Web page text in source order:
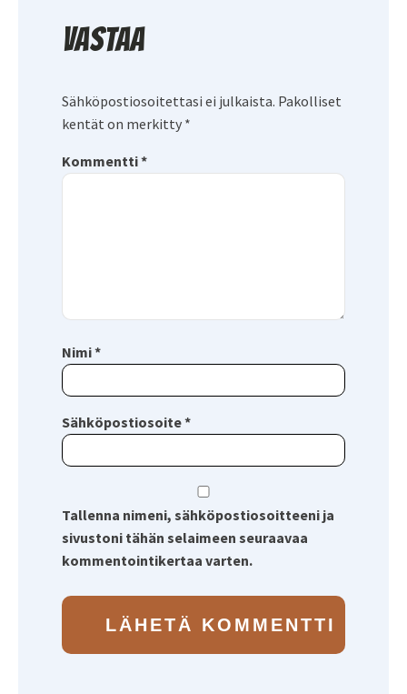
Vastaa
Sähköpostiosoitettasi ei julkaista. Pakolliset
kentät on merkitty *
Kommentti*
Nimi*
Sähköpostiosoite*
Tallenna nimeni, sähköpostiosoitteeni ja
sivustoni tähän selaimeen seuraavaa
kommentointikertaa varten.